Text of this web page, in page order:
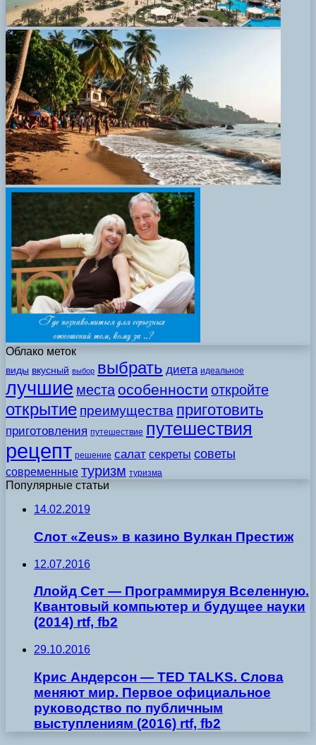
Облако меток
виды вкусный выбор выбрать диета идеальное
лучшие места особенности откройте
открытие преимущества приготовить
приготовления путешествие путешествия
рецепт решение салат секреты советы
современные туризм туризма
Популярные статьи
14.02.2019
Слот «Zeus» в казино Вулкан Престиж
12.07.2016
Ллойд Сет — Программируя Вселенную.
Квантовый компьютер и будущее науки
(2014) rtf, fb2
29.10.2016
Крис Андерсон — TED TALKS. Слова
меняют мир. Первое официальное
руководство по публичным
выступлениям (2016) rtf, fb2